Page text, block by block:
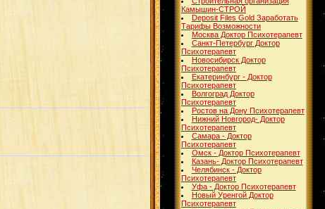
Камышин-СТРОЙ
Deposit Files Gold Заработать
Тарифы Возможности
Москва Доктор Психотерапевт
Санкт-Петербург Доктор
Психотерапевт
Новосибирск Доктор
Психотерапевт
Екатеринбург - Доктор
Психотерапевт
Волгоград Доктор
Психотерапевт
Ростов на Дону Психотерапевт
Нижний Новгород- Доктор
Психотерапевт
Самара - Доктор
Психотерапевт
Омск - Доктор Психотерапевт
Казань- Доктор Психотерапевт
Челябинск - Доктор
Психотерапевт
Уфа - Доктор Психотерапевт
Новый Уренгой Доктор
Психотерапевт